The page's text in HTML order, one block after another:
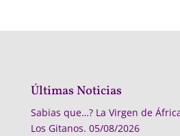
Últimas Noticias
Sabias que…? La Virgen de
Los Gitanos. 05/08/2026